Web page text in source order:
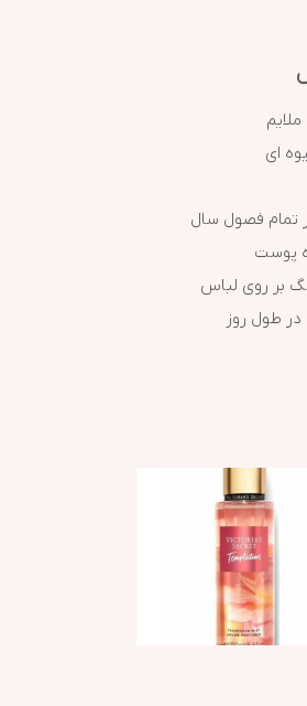
ای
تمام فصول سال
پوست
بر روی لباس
طول روز